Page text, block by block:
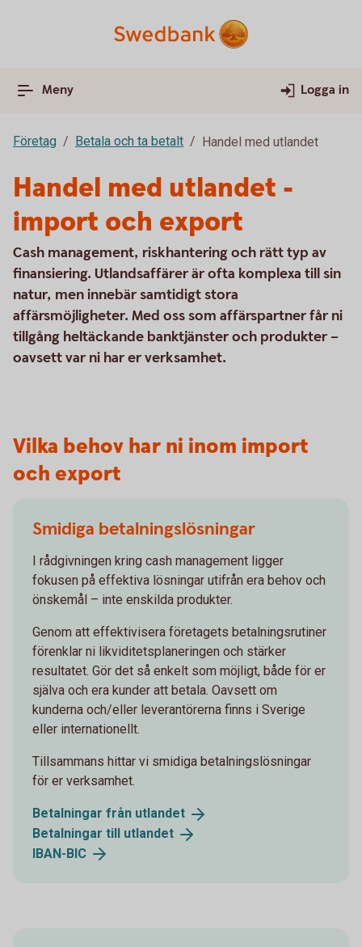
Meny Logga in
Företag Betala och ta betalt Handel med utlandet
Handel med utlandet -
import och export
Cash management, riskhantering och rätt typ av
finansiering. Utlandsaffärer är ofta komplexa till sin
natur, men innebär samtidigt stora
affärsmöjligheter. Med oss som affärspartner får ni
tillgång heltäckande banktjänster och produkter –
oavsett var ni har er verksamhet.
Vilka behov har ni inom import
och export
Smidiga betalningslösningar
I rådgivningen kring cash management ligger
fokusen på effektiva lösningar utifrån era behov och
önskemål – inte enskilda produkter.
Genom att effektivisera företagets betalningsrutiner
förenklar ni likviditetsplaneringen och stärker
resultatet. Gör det så enkelt som möjligt, både för er
själva och era kunder att betala. Oavsett om
kunderna och/eller leverantörerna finns i Sverige
eller internationellt.
Tillsammans hittar vi smidiga betalningslösningar
för er verksamhet.
Betalningar från utlandet
Betalningar till utlandet
IBAN-BIC